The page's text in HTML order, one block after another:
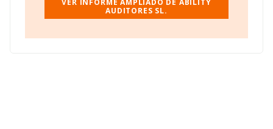
VER INFORME AMPLIADO DE ABILITY
AUDITORES SL.